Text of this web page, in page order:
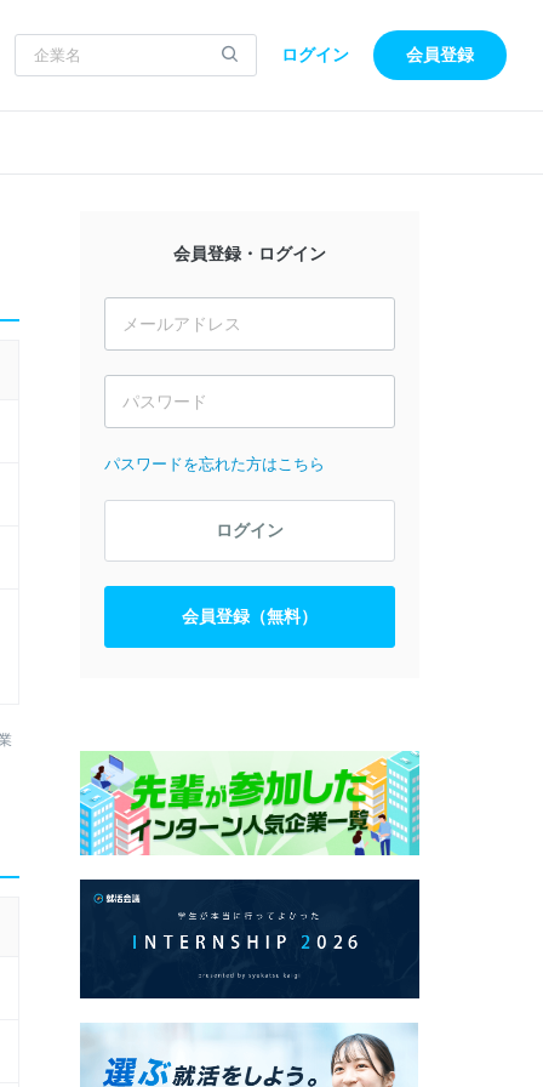
ログイン 会員登録
会員登録・ログイン
パスワードを忘れた方はこちら
ログイン
会員登録（無料）